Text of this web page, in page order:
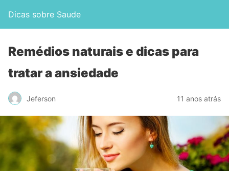
Dicas sobre Saude
Remédios naturais e dicas para
tratar a ansiedade
Jeferson 11 anos atrás